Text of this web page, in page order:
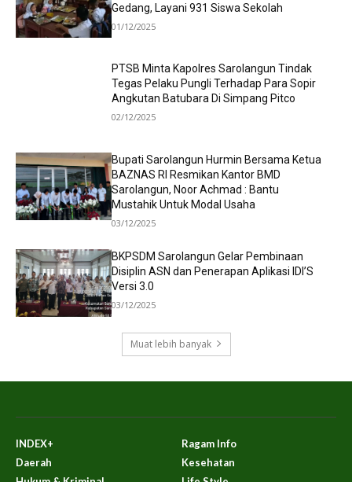
Gedang, Layani 931 Siswa Sekolah
01/12/2025
PTSB Minta Kapolres Sarolangun Tindak
Tegas Pelaku Pungli Terhadap Para Sopir
Angkutan Batubara Di Simpang Pitco
02/12/2025
Bupati Sarolangun Hurmin Bersama Ketua
BAZNAS RI Resmikan Kantor BMD
Sarolangun, Noor Achmad : Bantu
Mustahik Untuk Modal Usaha
03/12/2025
BKPSDM Sarolangun Gelar Pembinaan
Disiplin ASN dan Penerapan Aplikasi IDI’S
Versi 3.0
03/12/2025
Muat lebih banyak
INDEX+
Daerah
Ragam Info
Kesehatan